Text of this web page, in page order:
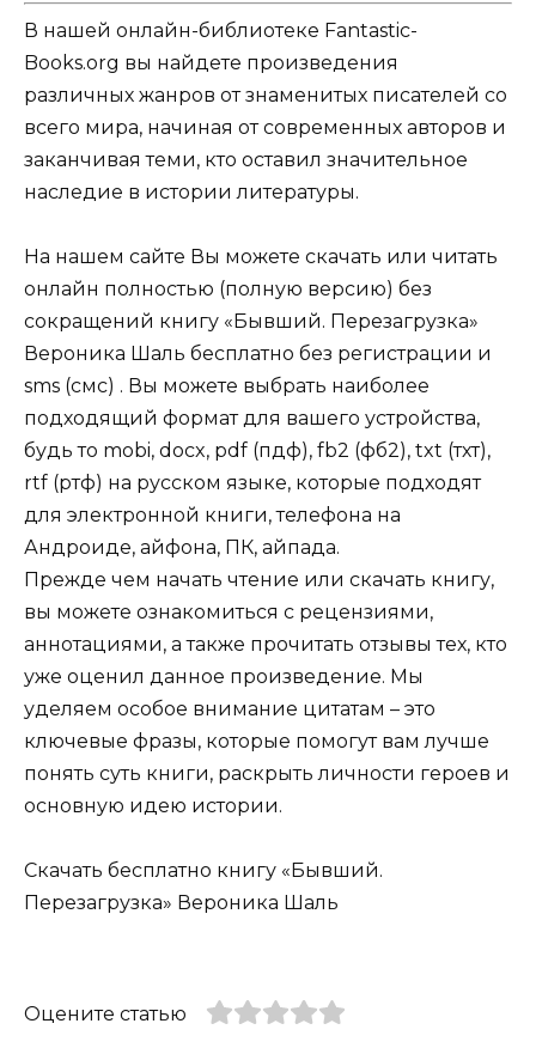
В нашей онлайн-библиотеке Fantastic-
Books.org вы найдете произведения
различных жанров от знаменитых писателей со
всего мира, начиная от современных авторов и
заканчивая теми, кто оставил значительное
наследие в истории литературы.
На нашем сайте Вы можете скачать или читать
онлайн полностью (полную версию) без
сокращений книгу «Бывший. Перезагрузка»
Вероника Шаль бесплатно без регистрации и
sms (смс) . Вы можете выбрать наиболее
подходящий формат для вашего устройства,
будь то mobi, docx, pdf (пдф), fb2 (фб2), txt (тхт),
rtf (ртф) на русском языке, которые подходят
для электронной книги, телефона на
Андроиде, айфона, ПК, айпада.
Прежде чем начать чтение или скачать книгу,
вы можете ознакомиться с рецензиями,
аннотациями, а также прочитать отзывы тех, кто
уже оценил данное произведение. Мы
уделяем особое внимание цитатам – это
ключевые фразы, которые помогут вам лучше
понять суть книги, раскрыть личности героев и
основную идею истории.
Скачать бесплатно книгу «Бывший.
Перезагрузка» Вероника Шаль
Оцените статью